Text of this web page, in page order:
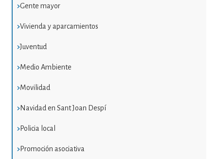
Gente mayor
Vivienda y aparcamientos
Juventud
Medio Ambiente
Movilidad
Navidad en Sant Joan Despí
Policia local
Promoción asociativa